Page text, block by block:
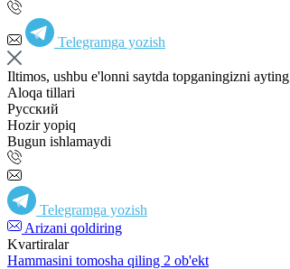
Telegramga yozish
Iltimos, ushbu e'lonni saytda topganingizni ayting
Aloqa tillari
Русский
Hozir yopiq
Bugun ishlamaydi
Telegramga yozish
Arizani qoldiring
Kvartiralar
Hammasini tomosha qiling 2 ob'ekt